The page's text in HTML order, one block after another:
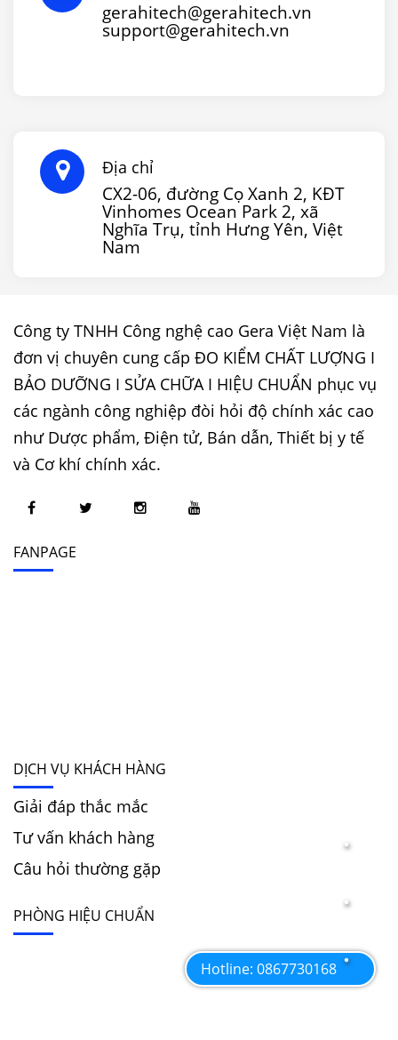
gerahitech@gerahitech.vn
support@gerahitech.vn
Địa chỉ
CX2-06, đường Cọ Xanh 2, KĐT
Vinhomes Ocean Park 2, xã
Nghĩa Trụ, tỉnh Hưng Yên, Việt
Nam
Công ty TNHH Công nghệ cao Gera Việt Nam là
đơn vị chuyên cung cấp ĐO KIỂM CHẤT LƯỢNG I
BẢO DƯỠNG I SỬA CHỮA I HIỆU CHUẨN phục vụ
các ngành công nghiệp đòi hỏi độ chính xác cao
như Dược phẩm, Điện tử, Bán dẫn, Thiết bị y tế
và Cơ khí chính xác.
FANPAGE
DỊCH VỤ KHÁCH HÀNG
Giải đáp thắc mắc
Tư vấn khách hàng
Câu hỏi thường gặp
PHÒNG HIỆU CHUẨN
Hotline: 0867730168